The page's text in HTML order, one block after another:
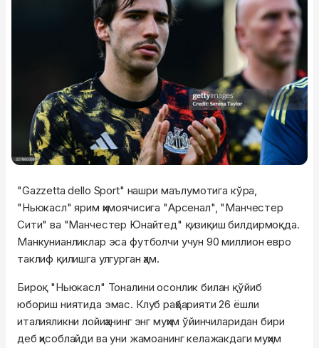
"Gazzetta dello Sport" нашри маълумотига кўра,
"Ньюкасл" ярим ҳимоячисига "Арсенал", "Манчестер
Сити" ва "Манчестер Юнайтед" қизиқиш билдирмоқда.
Манкунианликлар эса футболчи учун 90 миллион евро
таклиф қилишга улгурган ҳам.
Бироқ "Ньюкасл" Тоналини осонлик билан қўйиб
юбориш ниятида эмас. Клуб раҳбарияти 26 ёшли
италияликни лойиҳанинг энг муҳим ўйинчиларидан бири
деб ҳисоблайди ва уни жамоанинг келажакдаги муҳим